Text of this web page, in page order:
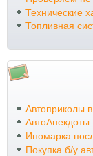
Технические
Топливная
Автоприколы
АвтоАнекдоты
Иномарка
Покупка б/у